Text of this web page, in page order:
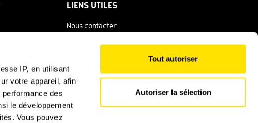
IP, en utilisant
votre appareil, afin
des
le développement
Vous pouvez
Tout autoriser
Autoriser la sélection
LIENS UTILES
Nous contacter
Espace presse
Conditions générales d'utilisation
Politique de confidentialité